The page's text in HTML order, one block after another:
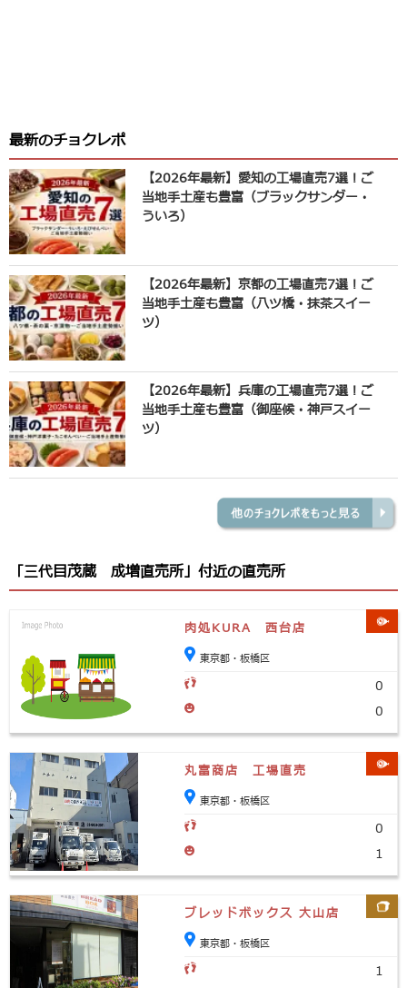
最新のチョクレポ
【2026年最新】愛知の工場直売7選！ご
当地手土産も豊富（ブラックサンダー・
ういろ）
【2026年最新】京都の工場直売7選！ご
当地手土産も豊富（八ツ橋・抹茶スイー
ツ）
【2026年最新】兵庫の工場直売7選！ご
当地手土産も豊富（御座候・神戸スイー
ツ）
「三代目茂蔵 成増直売所」付近の直売所
肉処KURA 西台店
東京都・板橋区
0
0
丸富商店 工場直売
東京都・板橋区
0
1
ブレッドボックス 大山店
東京都・板橋区
1